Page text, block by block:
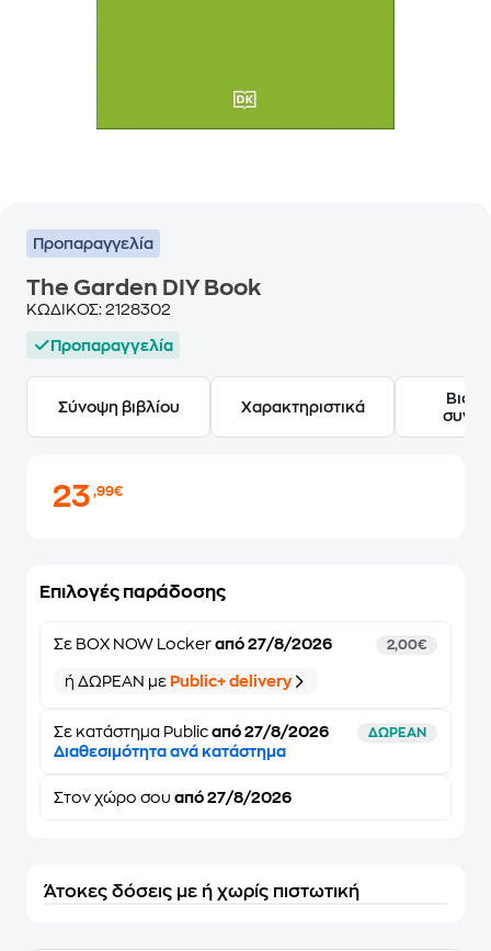
Προπαραγγελία
The Garden DIY Book
ΚΩΔΙΚΟΣ: 2128302
Προπαραγγελία
Σύνοψη βιβλίου Χαρακτηριστικά
23,99€
Επιλογές παράδοσης
Σε BOX NOW Locker από 27/8/2026 2,00€
ή ΔΩΡΕΑΝ με Public+ delivery
Σε κατάστημα Public από 27/8/2026 ΔΩΡΕΑΝ
Διαθεσιμότητα ανά κατάστημα
Στον χώρο σου από 27/8/2026
Άτοκες δόσεις με ή χωρίς πιστωτική